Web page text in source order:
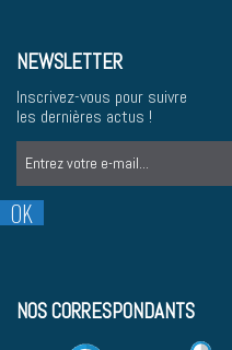
NEWSLETTER
Inscrivez-vous pour suivre
les dernières actus !
NOS CORRESPONDANTS